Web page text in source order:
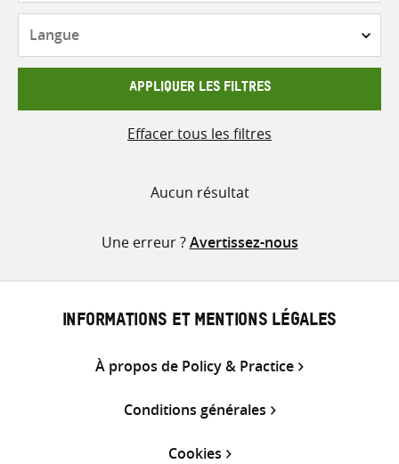
APPLIQUER LES FILTRES
Effacer tous les filtres
Aucun résultat
Une erreur ?Avertissez-nous
INFORMATIONS ET MENTIONS LÉGALES
À propos de Policy & Practice
Conditions générales
Cookies